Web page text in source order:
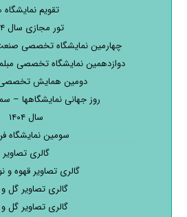
تقویم نمایشگاه
تور مجازی سال ۱۴۰۴
چهارمین نمایشگاه تخصصی
دوازدهمین نمایشگاه تخصصی
دومین همایش
روز جهانی نمایشگاهها –
سال ۱۴۰۴
سومین نمایشگاه
گالری تصاویر
گالری تصاویر قهوه و
گالری تصاویر گل و
گالری تصاویر گل و